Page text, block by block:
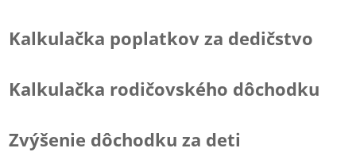
Kalkulačka poplatkov za dedičstvo
Kalkulačka rodičovského dôchodku
Zvýšenie dôchodku za deti